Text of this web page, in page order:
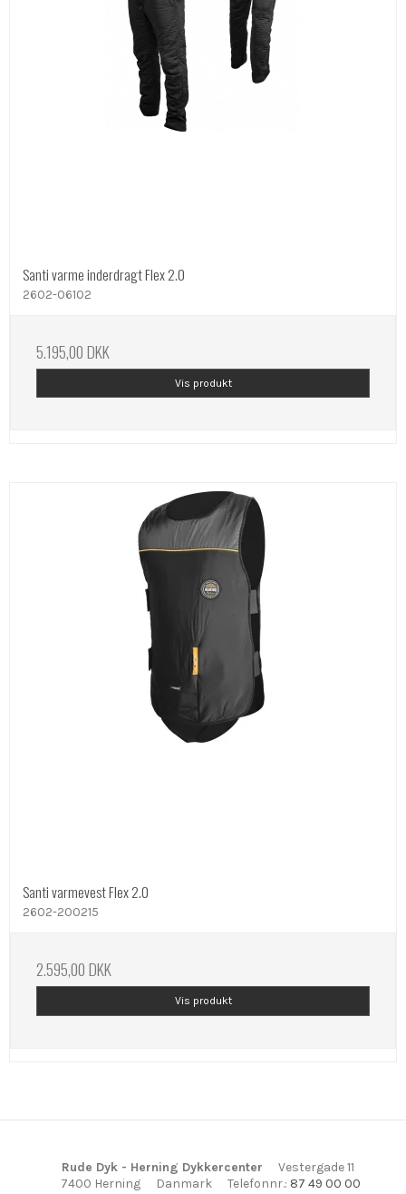
Santi varme inderdragt Flex 2.0
2602-06102
5.195,00 DKK
Vis produkt
Santi varmevest Flex 2.0
2602-200215
2.595,00 DKK
Vis produkt
Rude Dyk - Herning Dykkercenter
Vestergade 11
7400 Herning
Danmark Telefonnr.: 87 49 00 00